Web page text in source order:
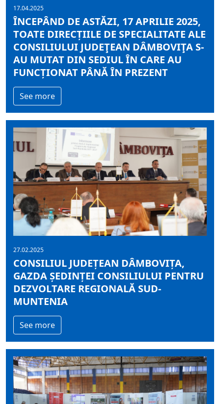
17.04.2025
ÎNCEPÂND DE ASTĂZI, 17 APRILIE 2025,
TOATE DIRECȚIILE DE SPECIALITATE ALE
CONSILIULUI JUDEŢEAN DÂMBOVIŢA S-
AU MUTAT DIN SEDIUL ÎN CARE AU
FUNCȚIONAT PÂNĂ ÎN PREZENT
See more
27.02.2025
CONSILIUL JUDEȚEAN DÂMBOVIȚA,
GAZDA ȘEDINȚEI CONSILIULUI PENTRU
DEZVOLTARE REGIONALĂ SUD-
MUNTENIA
See more